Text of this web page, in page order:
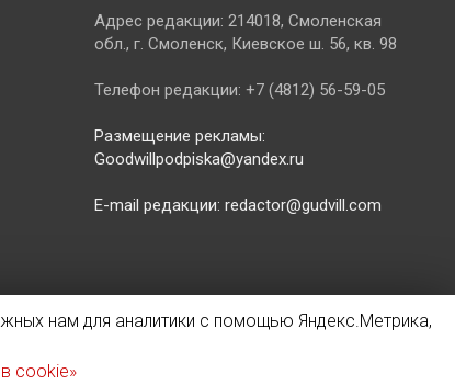
Адрес редакции: 214018, Смоленская
обл., г. Смоленск, Киевское ш. 56, кв. 98
Телефон редакции: +7 (4812) 56-59-05
Размещение рекламы:
Goodwillpodpiska@yandex.ru
E-mail редакции: redactor@gudvill.com
нам для аналитики с помощью Яндекс.Метрика,
cookie»